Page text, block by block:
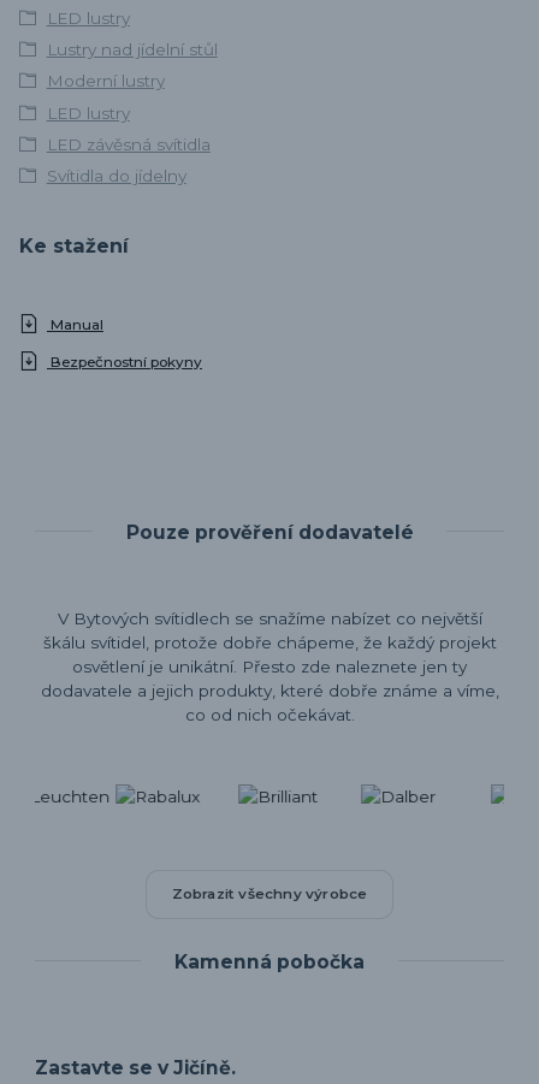
LED lustry
Lustry nad jídelní stůl
Moderní lustry
LED lustry
LED závěsná svítidla
Svítidla do jídelny
Ke stažení
Manual
Bezpečnostní pokyny
Pouze prověření dodavatelé
V Bytových svítidlech se snažíme nabízet co největší
škálu svítidel, protože dobře chápeme, že každý projekt
osvětlení je unikátní. Přesto zde naleznete jen ty
dodavatele a jejich produkty, které dobře známe a víme,
co od nich očekávat.
Zobrazit všechny výrobce
Kamenná pobočka
Zastavte se v Jičíně.